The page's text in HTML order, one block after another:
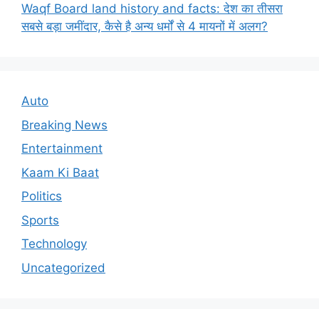
Waqf Board land history and facts: देश का तीसरा
सबसे बड़ा जमींदार, कैसे है अन्य धर्मों से 4 मायनों में अलग?
Auto
Breaking News
Entertainment
Kaam Ki Baat
Politics
Sports
Technology
Uncategorized